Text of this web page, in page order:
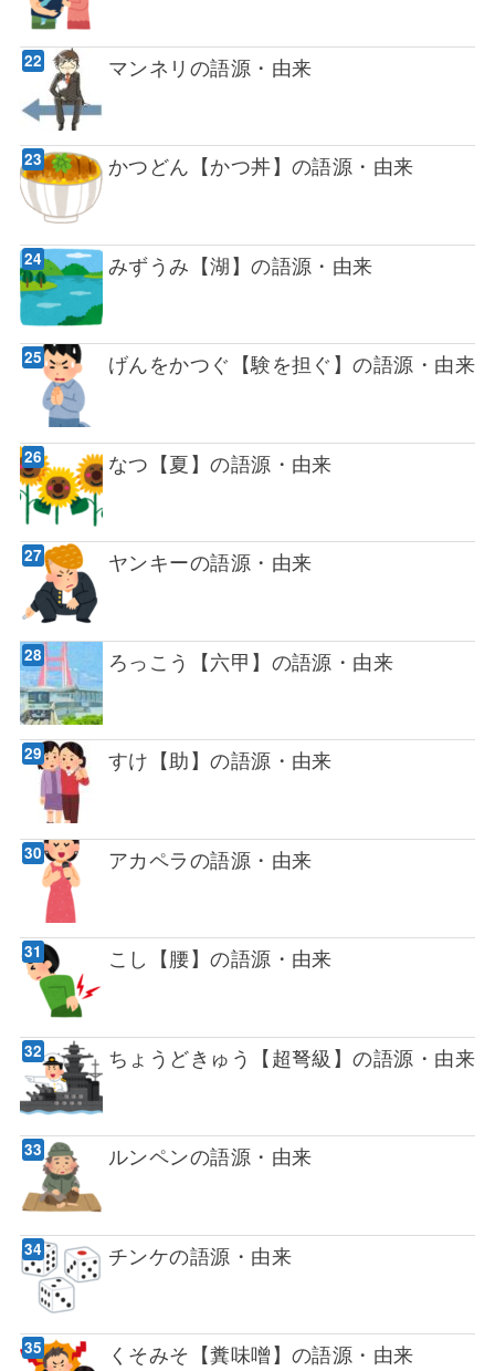
マンネリの語源・由来
かつどん【かつ丼】の語源・由来
みずうみ【湖】の語源・由来
げんをかつぐ【験を担ぐ】の語源・由来
なつ【夏】の語源・由来
ヤンキーの語源・由来
ろっこう【六甲】の語源・由来
すけ【助】の語源・由来
アカペラの語源・由来
こし【腰】の語源・由来
ちょうどきゅう【超弩級】の語源・由来
ルンペンの語源・由来
チンケの語源・由来
くそみそ【糞味噌】の語源・由来